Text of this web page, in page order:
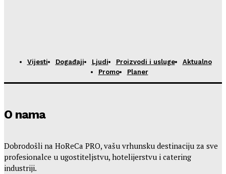
Vijesti Događaji Ljudi Proizvodi i usluge
Aktualno
Promo
Planer
O nama
Dobrodošli na HoReCa PRO, vašu vrhunsku destinaciju za sve
profesionalce u ugostiteljstvu, hotelijerstvu i catering
industriji.